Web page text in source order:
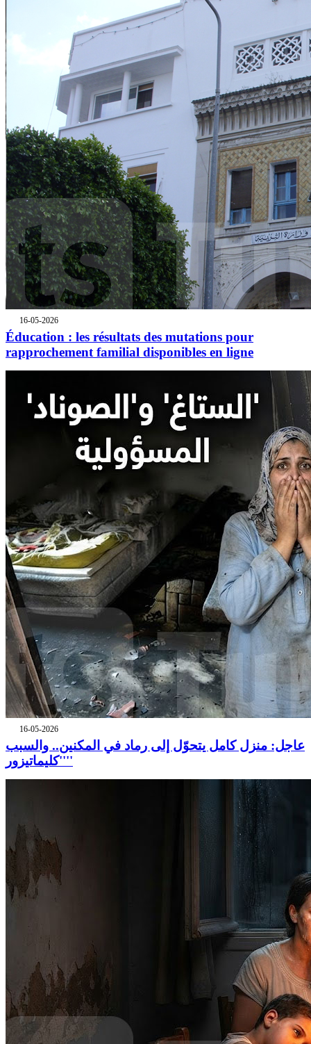
16-05-2026
Éducation : les résultats des mutations pour
rapprochement familial disponibles en ligne
16-05-2026
عاجل: منزل كامل يتحوّل إلى رماد في المكنين.. والسبب
''كليماتيزور''